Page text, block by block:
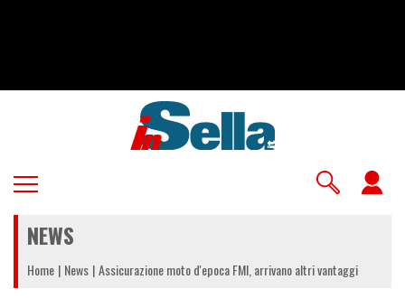
NEWS
Home News Assicurazione moto d'epoca FMI, arrivano altri vantaggi